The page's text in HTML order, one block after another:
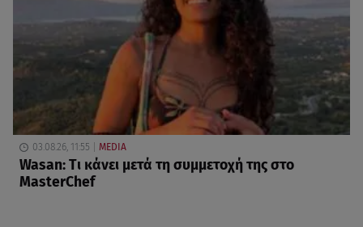
03.08.26, 11:55 MEDIA
Wasan: Tι κάνει μετά τη συμμετοχή της στο
MasterChef